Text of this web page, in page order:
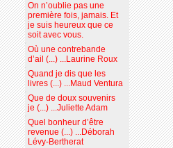
On n’oublie pas une
première fois, jamais. Et
je suis heureux que ce
soit avec vous.
Où une contrebande
d’ail (...) ...Laurine Roux
Quand je dis que les
livres (...) ...Maud Ventura
Que de doux souvenirs
je (...) ...Juliette Adam
Quel bonheur d’être
revenue (...) ...Déborah
Lévy-Bertherat